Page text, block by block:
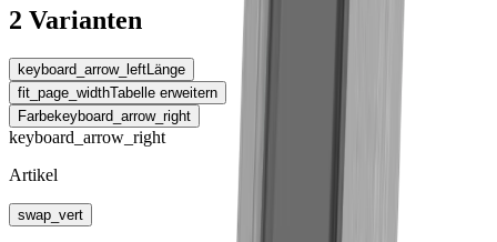
2 Varianten
keyboard_arrow_left Länge
fit_page_widthTabelle erweitern
Farbekeyboard_arrow_right
keyboard_arrow_right
Artikel
swap_vert